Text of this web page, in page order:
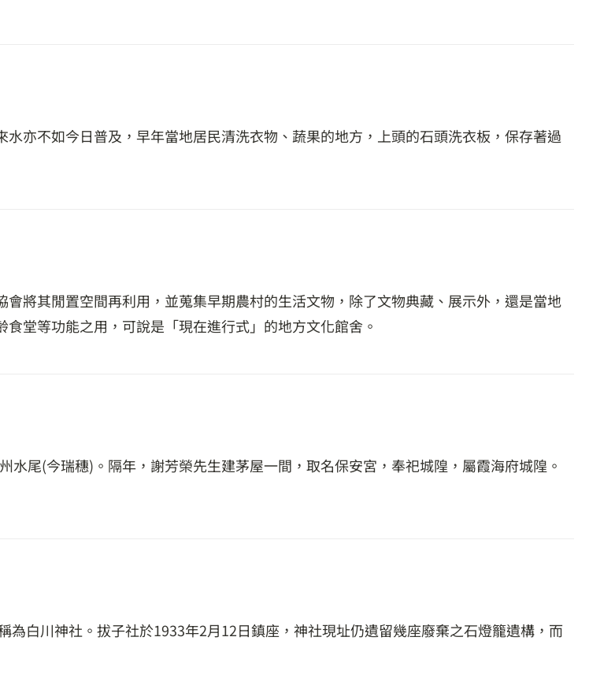
亦不如今日普及，早年當地居民清洗衣物、蔬果的地方，上頭的石頭洗衣板，保存著過
會將其閒置空間再利用，並蒐集早期農村的生活文物，除了文物典藏、展示外，還是當地
堂等功能之用，可說是「現在進行式」的地方文化館舍。
尾(今瑞穗)。隔年，謝芳榮先生建茅屋一間，取名保安宮，奉祀城隍，屬霞海府城隍。
白川神社。拔子社於1933年2月12日鎮座，神社現址仍遺留幾座廢棄之石燈籠遺構，而